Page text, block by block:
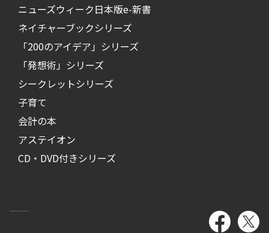
ニューズウィーク日本版e-新書
ネイチャーブックシリーズ
「200のアイデア」シリーズ
「発想術」シリーズ
シークレットシリーズ
子育て
会計の本
アステイオン
CD・DVD付きシリーズ